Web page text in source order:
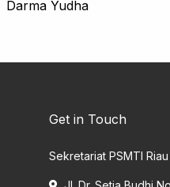
Darma Yudha
Get in Touch
Sekretariat PSMTI Riau